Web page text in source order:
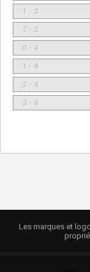
1 - 3
2 - 3
0 - 4
1 - 4
2 - 4
3 - 4
Les marques et